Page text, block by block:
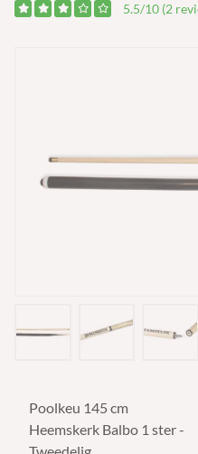
5.5/10 (2
Poolkeu 145 cm
Heemskerk Balbo 1 ster -
Tweedelig